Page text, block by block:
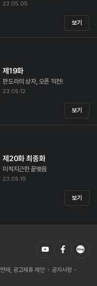
23.05.05
보기
제19화
판도라의 상자, 오픈 직전!
23.05.12
보기
제20화 최종화
미적지근한 끝맺음
23.05.19
보기
연재, 광고제휴 제안
공지사항